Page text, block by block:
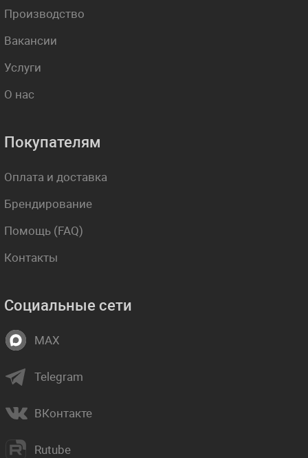
Производство
Вакансии
Услуги
О нас
Покупателям
Оплата и доставка
Брендирование
Помощь (FAQ)
Контакты
Социальные сети
MAX
Telegram
ВКонтакте
Rutube